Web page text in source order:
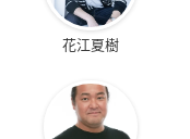
花江夏樹